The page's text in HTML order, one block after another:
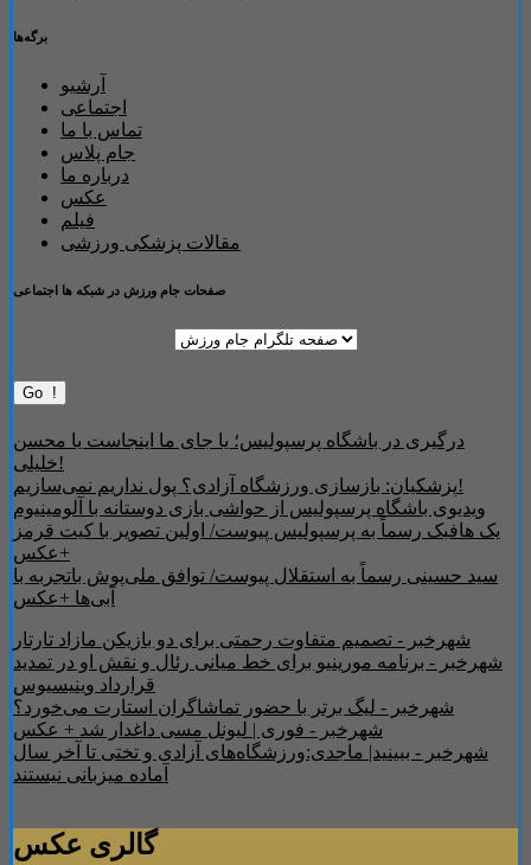
برگه‌ها
آرشیو
اجتماعی
تماس با ما
جام پلاس
درباره ما
عکس
فیلم
مقالات پزشکی ورزشی
صفحات جام ورزش در شبکه ها اجتماعی
درگیری در باشگاه پرسپولیس؛ یا جای ما اینجاست یا محسن
خلیلی!
پزشکیان: بازسازی ورزشگاه آزادی؟ پول نداریم نمی‌سازیم!
ویدیوی باشگاه پرسپولیس از حواشی بازی دوستانه با آلومینیوم
یک هافبک رسماً به پرسپولیس پیوست/ اولین تصویر با کیت قرمز
+عکس
سید حسینی رسماً به استقلال پیوست/ توافق ملی‌پوش باتجربه با
آبی‌ها +عکس
شهرخبر - تصمیم متفاوت رحمتی برای دو بازیکن مازاد تارتار
شهرخبر - برنامه مورینیو برای خط میانی رئال و نقش او در تمدید
قرارداد وینیسیوس
شهرخبر - لیگ برتر با حضور تماشاگران استارت می‌خورد؟
شهرخبر - فوری | لیونل مسی داغدار شد + عکس
شهرخبر - ببینید| ماجدی:ورزشگاه‌های آزادی و تختی تا آخر سال
آماده میزبانی نیستند
گالری عکس